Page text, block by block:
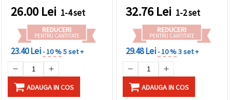
buc. — mărgele
distanțiere semiprețioase
pentru bijuterii
handmade, brățări, coliere
și proiecte DIY
26.00 Lei 1-4 set
REDUCERI
PENTRU CANTITATE
23.40 Lei- 10 %5 set +
ADAUGA IN COS
7x7x4 mm, gaură 1,5 mm,
aprox. 50 buc. – mărgele
distanțiere pentru
bijuterii DIY, brățări și
coliere
32.76 Lei 1-2 set
REDUCERI
PENTRU CANTITATE
29.48 Lei- 10 %3 set +
ADAUGA IN COS